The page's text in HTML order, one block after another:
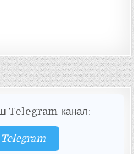
Telegram-канал: